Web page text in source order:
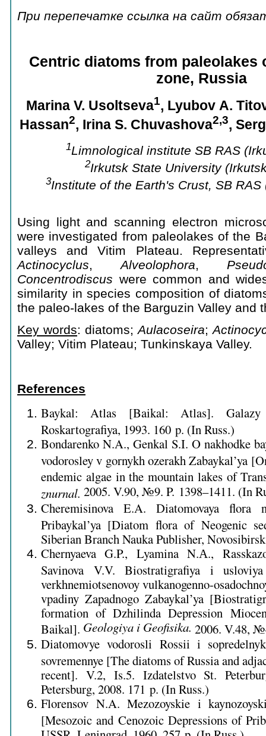
При перепечатке ссылка на сайт
Centric diatoms from paleolakes
zone, Russia
Marina V. Usoltseva1, Lyubov А.
Hassan2, Irina S. Chuvashova2,3,
1Limnological institute SB RAS
2Irkutsk State University
3Institute of the Earth's Crust, SB
Using light and scanning electron
were investigated from paleolakes of the
valleys and Vitim Plateau.
Actinocyclus
Alveolophora
Concentrodiscus were common and
similarity in species composition of
the paleo-lakes of the Barguzin Valley and
Key words: diatoms;Aulacoseira;
Valley; Vitim Plateau; Tunkinskaya Valley.
References
Baykal: Atlas [Baikal: Atlas].
Roskartografiya, 1993. 160 p. (In Russ.)
Bondarenko N.A., Genkal S.I. O nakhodke
vodorosley v gornykh ozerakh Zabaykal’ya
endemic algae in the mountain lakes of
znurnal. 2005. V.90, №9. P. 1398–1411. (In
Cheremisinova E.A. Diatomovaya flora
Pribaykal’ya [Diatom flora of Neogenic
Siberian Branch Nauka Publisher,
Chernyaeva G.P., Lyamina N.А.,
Savinova V.V. Biostratigrafiya i
verkhnemiotsenovoy vulkanogenno-
vpadiny Zapadnogo Zabaykal’ya
formation of Dzhilinda Depression
Baikal]. Geologiya i Geofisika. 2006. V.48,
Diatomovye vodorosli Rossii i
sovremennye [The diatoms of Russia and
recent]. V.2, Is.5. Izdatelstvo St.
Petersburg, 2008. 171 p. (In Russ.)
Florensov N.A. Mezozoyskie i
[Mesozoic and Cenozoic Depressions of
USSR, Leningrad, 1960. 257 p. (In Russ.)